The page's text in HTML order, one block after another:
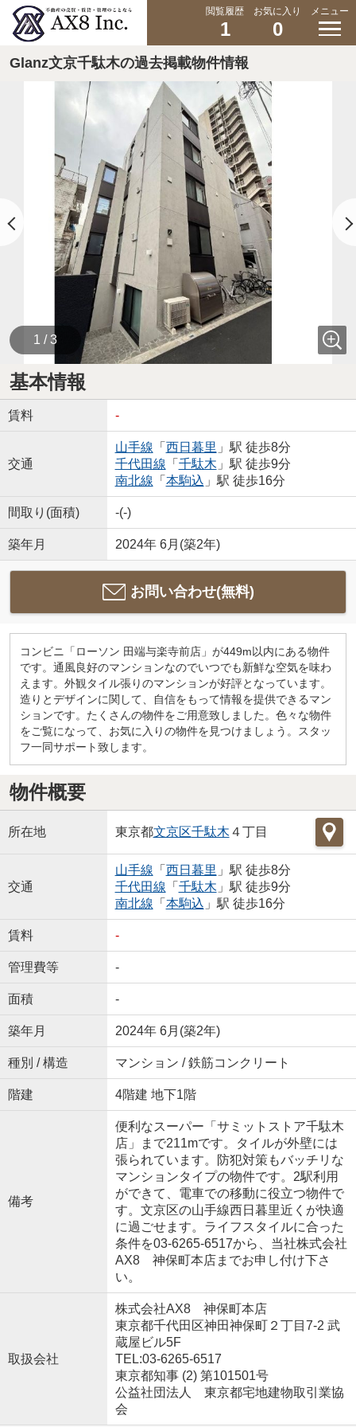
閲覧履歴
1
お気に入り
0
メニュー
Glanz文京千駄木の過去掲載物件情報
1 / 3
基本情報
賃料 -
交通
山手線 「 西日暮里 」駅 徒歩8分
千代田線 「 千駄木 」駅 徒歩9分
南北線 「 本駒込 」駅 徒歩16分
間取り(面積) -(-)
築年月 2024年 6月(築2年)
お問い合わせ(無料)
コンビニ「ローソン 田端与楽寺前店」が449m以内にある物件
です。通風良好のマンションなのでいつでも新鮮な空気を味わ
えます。外観タイル張りのマンションが好評となっています。
造りとデザインに関して、自信をもって情報を提供できるマン
ションです。たくさんの物件をご用意致しました。色々な物件
をご覧になって、お気に入りの物件を見つけましょう。スタッ
フ一同サポート致します。
物件概要
所在地 東京都文京区千駄木 ４丁目
交通
山手線 「 西日暮里 」駅 徒歩8分
千代田線 「 千駄木 」駅 徒歩9分
南北線 「 本駒込 」駅 徒歩16分
賃料 -
管理費等 -
面積 -
築年月 2024年 6月(築2年)
種別 / 構造 マンション / 鉄筋コンクリート
階建 4階建 地下1階
備考
便利なスーパー「サミットストア千駄木
店」まで211mです。タイルが外壁には
張られています。防犯対策もバッチリな
マンションタイプの物件です。2駅利用
ができて、電車での移動に役立つ物件で
す。文京区の山手線西日暮里近くが快適
に過ごせます。ライフスタイルに合った
条件を03-6265-6517から、当社株式会社
AX8 神保町本店までお申し付け下さ
い。
取扱会社
株式会社AX8 神保町本店
東京都千代田区神田神保町２丁目7-2 武
蔵屋ビル5F
TEL:03-6265-6517
東京都知事 (2) 第101501号
公益社団法人 東京都宅地建物取引業協
会